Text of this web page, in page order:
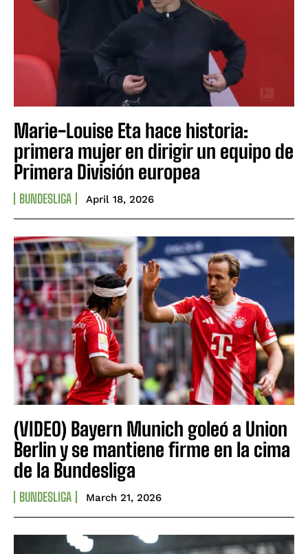
Marie-Louise Eta hace historia:
primera mujer en dirigir un equipo de
Primera División europea
BUNDESLIGA April 18, 2026
(VIDEO) Bayern Munich goleó a Union
Berlin y se mantiene firme en la cima
de la Bundesliga
BUNDESLIGA March 21, 2026